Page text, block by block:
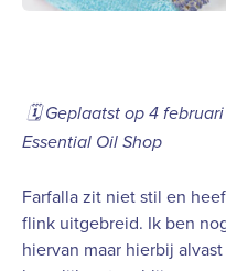
🗓️ Geplaatst op 4
Essential Oil Shop
Farfalla zit niet stil en
flink uitgebreid. Ik ben
hiervan maar hierbij